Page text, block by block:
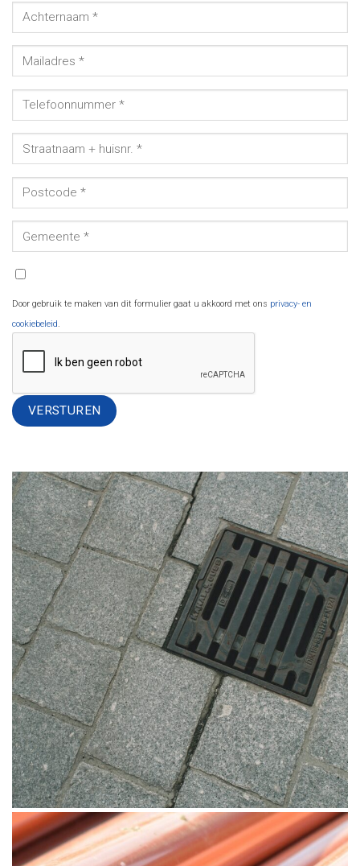
Door gebruik te maken van dit formulier gaat u akkoord met ons privacy- en
cookiebeleid